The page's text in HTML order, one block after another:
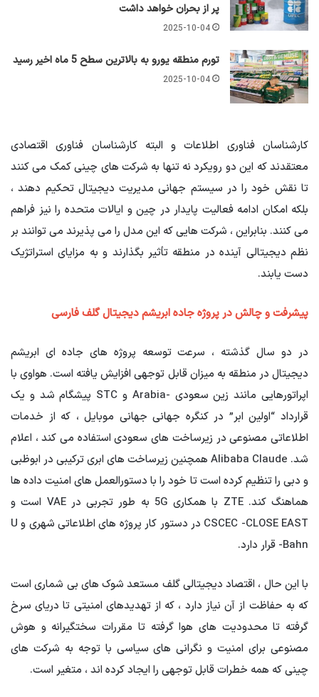
پر از بحران خواهد داشت
2025-10-04
تورم منطقه یورو به بالاترین سطح 5 ماه اخیر رسید
2025-10-04
کارشناسان فناوری اطلاعات و البته کارشناسان فناوری اقتصادی
معتقدند که این دو رویکرد نه تنها به شرکت های چینی کمک می کنند
تا نقش خود را در سیستم جهانی مدیریت دیجیتال تحکیم دهند ،
بلکه امکان ادامه فعالیت پایدار در چین و ایالات متحده را نیز فراهم
می کنند. بنابراین ، شرکت هایی که این مدل را می پذیرند می توانند بر
نظم دیجیتالی آینده در منطقه تأثیر بگذارند و به مزایای استراتژیک
دست یابند.
پیشرفت و چالش در پروژه جاده ابریشم دیجیتال گلف فارسی
در دو سال گذشته ، سرعت توسعه پروژه های جاده ای ابریشم
دیجیتال در منطقه به میزان قابل توجهی افزایش یافته است. هواوی با
اپراتورهایی مانند زین سعودی -Arabia و STC پیشگام شد و یک
قرارداد “اولین ابر” در کنگره جهانی جهانی موبایل ، که از خدمات
اطلاعاتی مصنوعی در زیرساخت های سعودی استفاده می کند ، اعلام
شد. Alibaba Claude همچنین زیرساخت های ابری ترکیبی در ابوظبی
و دبی را تنظیم کرده است تا خود را با دستورالعمل های امنیت داده ها
هماهنگ کند. ZTE با همکاری 5G به طور تجربی در VAE است و
CSCEC -CLOSE EAST در دستور کار پروژه های اطلاعاتی شهری و U
-Bahn قرار دارد.
با این حال ، اقتصاد دیجیتالی گلف مستعد شوک های بی شماری است
که به حفاظت از آن نیاز دارد ، که از تهدیدهای امنیتی تا دریای سرخ
گرفته تا محدودیت های هوا گرفته تا مقررات سختگیرانه و هوش
مصنوعی برای امنیت و نگرانی های سیاسی با توجه به شرکت های
چینی که همه خطرات قابل توجهی را ایجاد کرده اند ، متغیر است.